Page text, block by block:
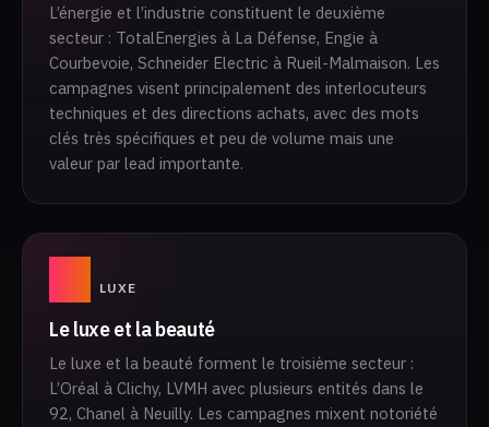
L’énergie et l’industrie constituent le deuxième
secteur : TotalEnergies à La Défense, Engie à
Courbevoie, Schneider Electric à Rueil-Malmaison. Les
campagnes visent principalement des interlocuteurs
techniques et des directions achats, avec des mots
clés très spécifiques et peu de volume mais une
valeur par lead importante.
LUXE
Le luxe et la beauté
Le luxe et la beauté forment le troisième secteur :
L’Oréal à Clichy, LVMH avec plusieurs entités dans le
92, Chanel à Neuilly. Les campagnes mixent notoriété